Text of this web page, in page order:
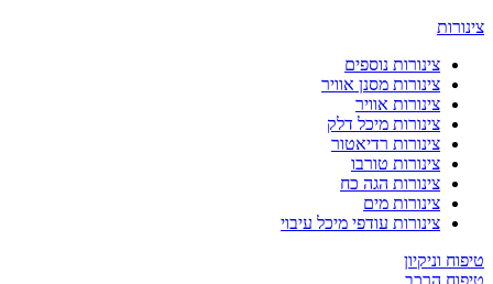
צינורות
צינורות נוספים
צינורות מסנן אוויר
צינורות אוויר
צינורות מיכל דלק
צינורות רדיאטור
צינורות טורבו
צינורות הגה כח
צינורות מים
צינורות עודפי מיכל עיבוי
טיפוח וניקיון
טיפוח הרכב